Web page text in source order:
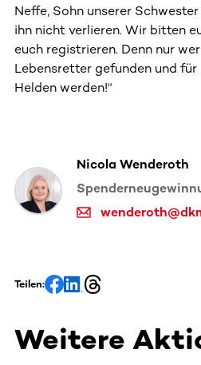
Neffe, Sohn unserer
ihn nicht verlieren. Wir bitten
euch registrieren. Denn nur
Lebensretter gefunden und für
Helden werden!“
Nicola Wenderoth
Teilen:
Weitere